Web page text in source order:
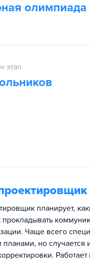
олимпиада
этап
планирует,
прокладывать
Чаще всего
но случается